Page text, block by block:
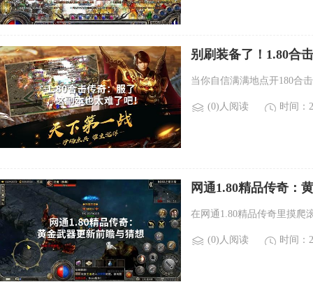
别刷装备了！1.80合
当你自信满满地点开180合
(0)人阅读 时间：
网通1.80精品传奇：
在网通1.80精品传奇里摸爬
(0)人阅读 时间：